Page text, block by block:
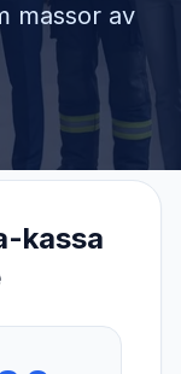
massor av
kassa